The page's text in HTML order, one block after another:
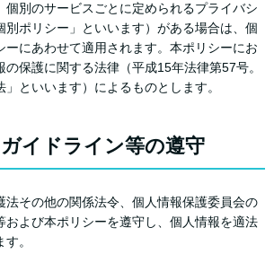
個別のサービスごとに定められるプライバシ
別ポリシー」といいます）がある場合は、個
ーにあわせて適用されます。本ポリシーにお
保護に関する法律（平成15年法律第57号。
といいます）によるものとします。
イドライン等の遵守
法その他の関係法令、個人情報保護委員会の
および本ポリシーを遵守し、個人情報を適法
。